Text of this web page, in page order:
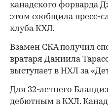
канадского форварда
этом сообщилапресс-
клуба КХЛ.
Взамен СКА получил
вратаря Даниила
выступает в НХЛ за
Для 32-летнего
дебютным в КХЛ.